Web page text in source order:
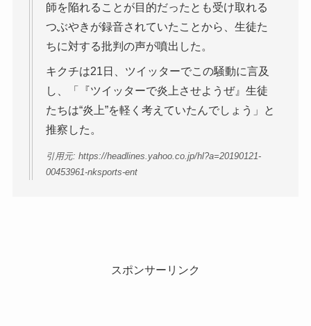
師を陥れることが目的だったとも受け取れる
つぶやきが録音されていたことから、生徒た
ちに対する批判の声が噴出した。
キクチは21日、ツイッターでこの騒動に言及
し、「『ツイッターで炎上させようぜ』生徒
たちは“炎上”を軽く考えていたんでしょう」と
推察した。
引用元: https://headlines.yahoo.co.jp/hl?a=20190121-
00453961-nksports-ent
スポンサーリンク